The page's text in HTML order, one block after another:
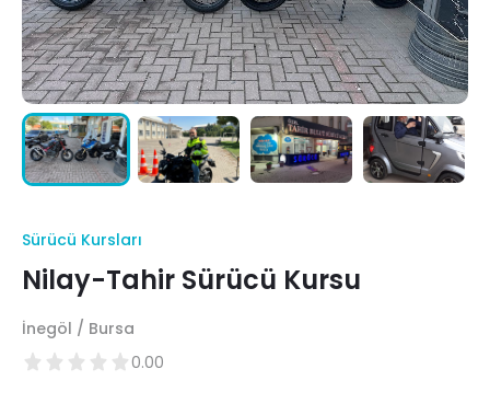
Sürücü Kursları
Nilay-Tahir Sürücü Kursu
İnegöl / Bursa
0.00